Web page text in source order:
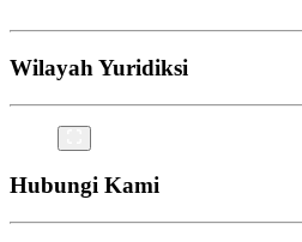
Wilayah Yuridiksi
Hubungi Kami